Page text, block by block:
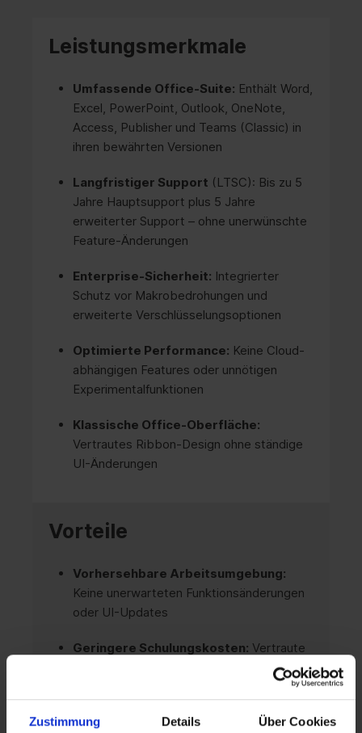
Zustimmung Details Über Cookies
Leistungsmerkmale
Umfassende Office-Suite: Enthält Word,
Excel, PowerPoint, Outlook, OneNote,
Access, Publisher und Teams (Classic) in
ihren bewährten Versionen
Langfristiger Support (LTSC): Bis zu 5
Jahre Hauptsupport plus 5 Jahre
erweiterter Support – ohne unerwünschte
Feature-Änderungen
Enterprise-Sicherheit: Integrierter
Schutz vor Makrobedrohungen und
erweiterte Verschlüsselungsoptionen
Optimierte Performance: Keine Cloud-
abhängigen Features oder unnötigen
Experimentalfunktionen
Klassische Office-Oberfläche:
Vertrautes Ribbon-Design ohne ständige
UI-Änderungen
Vorteile
Vorhersehbare Arbeitsumgebung:
Keine unerwarteten Funktionsänderungen
oder UI-Updates
Geringere Schulungskosten: Vertraute
Oberfläche reduziert Einarbeitungszeiten
Volle Offline-Funktionalität:Unabhängig
von Cloud-Diensten und